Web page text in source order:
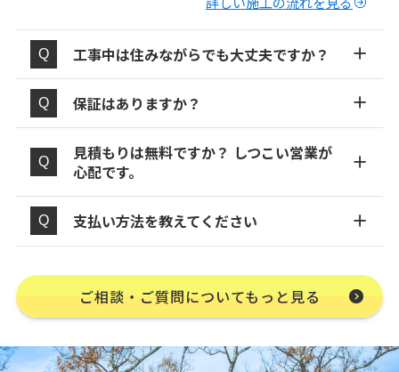
工事中は住みながらでも大丈夫ですか？
保証はありますか？
見積もりは無料ですか？ しつこい営業が
心配です。
支払い方法を教えてください
ご相談・ご質問についてもっと見る